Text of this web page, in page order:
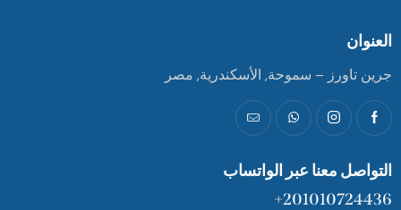
– سموحة, الأسكندرية, مصر
عبر الواتساب